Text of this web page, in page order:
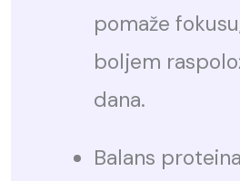
pomaže
boljem
dana.
Balans